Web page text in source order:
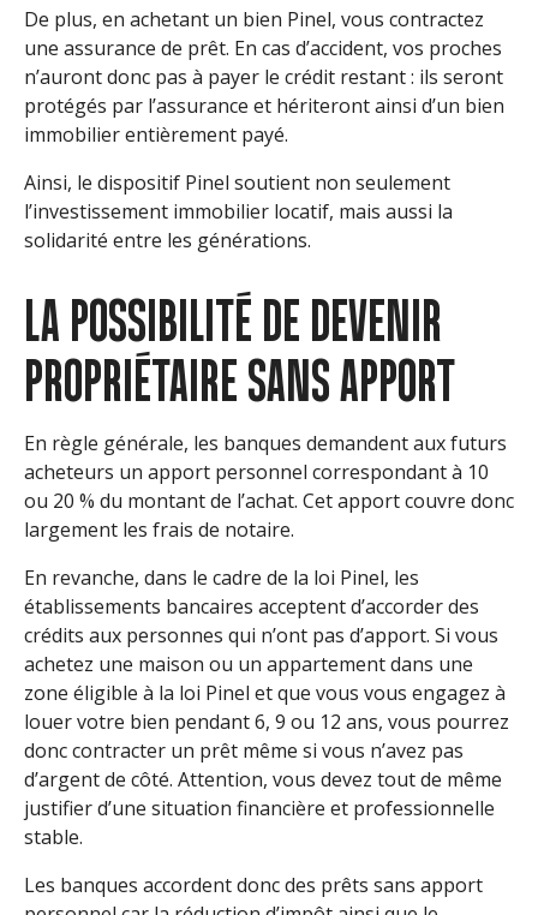
De plus, en achetant un bien Pinel, vous contractez
une assurance de prêt. En cas d’accident, vos proches
n’auront donc pas à payer le crédit restant : ils seront
protégés par l’assurance et hériteront ainsi d’un bien
immobilier entièrement payé.
Ainsi, le dispositif Pinel soutient non seulement
l’investissement immobilier locatif, mais aussi la
solidarité entre les générations.
LA POSSIBILITÉ DE DEVENIR
PROPRIÉTAIRE SANS APPORT
En règle générale, les banques demandent aux futurs
acheteurs un apport personnel correspondant à 10
ou 20 % du montant de l’achat. Cet apport couvre donc
largement les frais de notaire.
En revanche, dans le cadre de la loi Pinel, les
établissements bancaires acceptent d’accorder des
crédits aux personnes qui n’ont pas d’apport. Si vous
achetez une maison ou un appartement dans une
zone éligible à la loi Pinel et que vous vous engagez à
louer votre bien pendant 6, 9 ou 12 ans, vous pourrez
donc contracter un prêt même si vous n’avez pas
d’argent de côté. Attention, vous devez tout de même
justifier d’une situation financière et professionnelle
stable.
Les banques accordent donc des prêts sans apport